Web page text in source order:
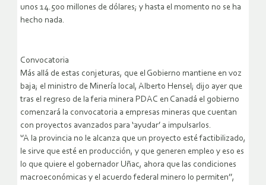
unos 14.500 millones de dólares; y hasta el momento no se ha
hecho nada.
Convocatoria
Más allá de estas conjeturas, que el Gobierno mantiene en voz
baja; el ministro de Minería local, Alberto Hensel; dijo ayer que
tras el regreso de la feria minera PDAC en Canadá el gobierno
comenzará la convocatoria a empresas mineras que cuentan
con proyectos avanzados para ‘ayudar’ a impulsarlos.
‘’A la provincia no le alcanza que un proyecto esté factibilizado,
le sirve que esté en producción, y que generen empleo y eso es
lo que quiere el gobernador Uñac, ahora que las condiciones
macroeconómicas y el acuerdo federal minero lo permiten’’,